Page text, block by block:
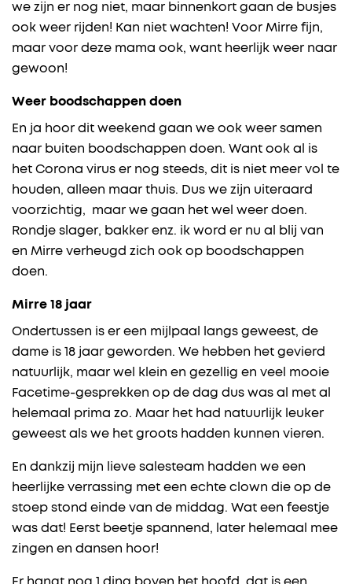
we zijn er nog niet, maar binnenkort gaan de busjes
ook weer rijden! Kan niet wachten! Voor Mirre fijn,
maar voor deze mama ook, want heerlijk weer naar
gewoon!
Weer boodschappen doen
En ja hoor dit weekend gaan we ook weer samen
naar buiten boodschappen doen. Want ook al is
het Corona virus er nog steeds, dit is niet meer vol te
houden, alleen maar thuis. Dus we zijn uiteraard
voorzichtig, maar we gaan het wel weer doen.
Rondje slager, bakker enz. ik word er nu al blij van
en Mirre verheugd zich ook op boodschappen
doen.
Mirre 18 jaar
Ondertussen is er een mijlpaal langs geweest, de
dame is 18 jaar geworden. We hebben het gevierd
natuurlijk, maar wel klein en gezellig en veel mooie
Facetime-gesprekken op de dag dus was al met al
helemaal prima zo. Maar het had natuurlijk leuker
geweest als we het groots hadden kunnen vieren.
En dankzij mijn lieve salesteam hadden we een
heerlijke verrassing met een echte clown die op de
stoep stond einde van de middag. Wat een feestje
was dat! Eerst beetje spannend, later helemaal mee
zingen en dansen hoor!